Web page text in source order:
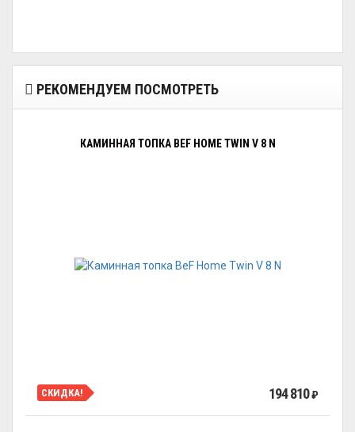
РЕКОМЕНДУЕМ ПОСМОТРЕТЬ
КАМИННАЯ ТОПКА BEF HOME TWIN V 8 N
СКИДКА! 194 810₽